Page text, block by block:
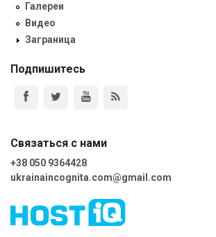
Галереи
Видео
Заграница
Подпишитесь
Связаться с нами
+38 050 9364428
ukrainaincognita.com@gmail.com